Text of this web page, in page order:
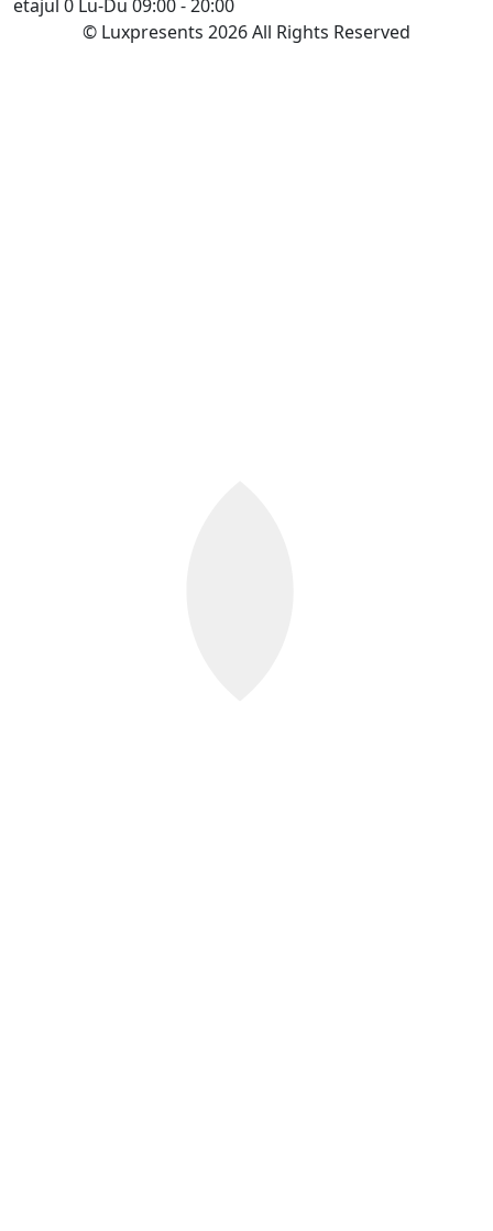
etajul 0 Lu-Du 09:00 - 20:00
© Luxpresents 2026 All Rights Reserved